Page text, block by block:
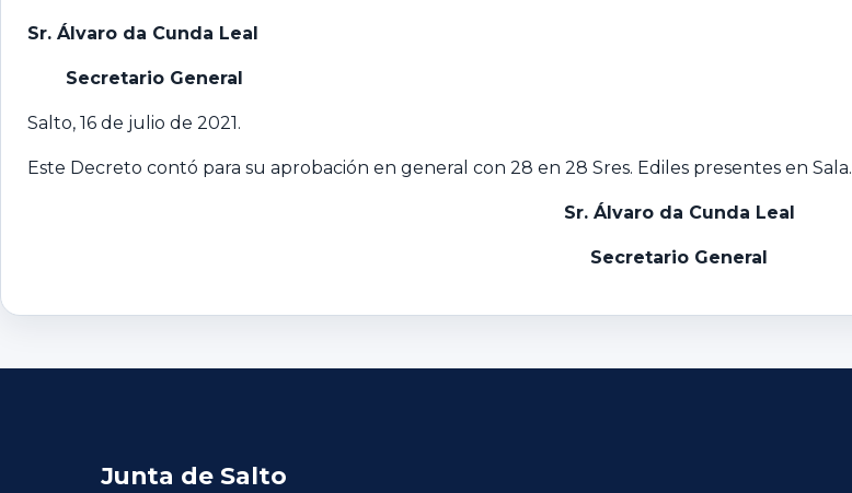
Sr. Álvaro da Cunda Leal
Secretario General
Salto, 16 de julio de 2021.
Este Decreto contó para su aprobación en general con 28 en 28 Sres. Ediles presentes en Sala.
Sr. Álvaro da Cunda Leal
Secretario General
Junta de Salto